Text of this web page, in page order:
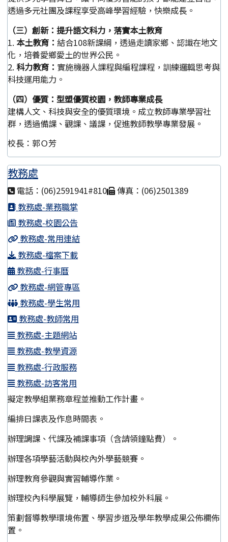
透過多元社團及課程享受高峰學習經驗，快樂成長。
（三）創新：提升語文科力，落實本土教育
1. 本土教育： 結合108新課綱，透過走讀家鄉、認識在地文
化，培養愛鄉愛土的世界公民。
2. 科力教育： 實施機器人課程與編程課程，訓練邏輯思考與
科技運用能力。
（四）優質：型塑優質校園，教師專業成長
建構人文、科技與安全的優質環境。成立教師專業學習社
群，透過備課、觀課、議課，促進教師教學專業發展。
校長：郭Ｏ芳
教務處
電話：(06)2591941#810
傳真：(06)2501389
教務處-業務職掌
教務處-校園公告
教務處-常用連結
教務處-檔案下載
教務處-行事曆
教務處-網管專區
教務處-學生常用
教務處-教師常用
教務處-主題網站
教務處-教學資源
教務處-行政服務
教務處-訪客常用
擬定教學組業務章程並推動工作計畫。
編排日課表及作息時間表。
辦理調課、代課及補課事項（含請領鐘點費）。
辦理各項學藝活動與校內外學藝競賽。
辦理教育參觀與實習輔導作業。
辦理校內科學展覽，輔導師生參加校外科展。
策劃督導教學環境佈置、學習步道及學年教學成果公佈欄佈
置。